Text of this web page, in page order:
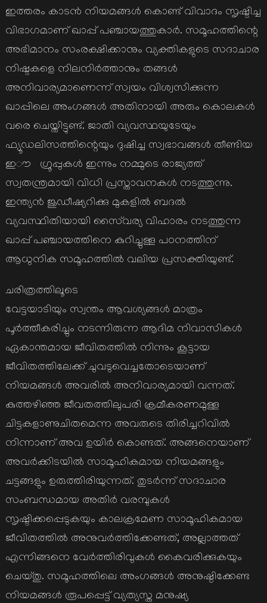
ഇത്തരം കാടൻ നിയമങ്ങൾ കൊണ്ട് വിവാദം സൃഷ്ടിച്ച
വിഭാഗമാണ് ഖാപ്പ് പഞ്ചായത്തുകാർ. സമൂഹത്തിന്റെ
അഭിമാനം സംരക്ഷിക്കാനും വ്യക്തികളുടെ സദാചാര
നിഷ്ടകളെ നിലനിർത്താനും തങ്ങൾ
അനിവാര്യമാണെന്ന് സ്വയം വിശ്വസിക്കുന്ന
ഖാപ്പിലെ അംഗങ്ങൾ അതിനായി അരും കൊലകൾ
വരെ ചെയ്തിട്ടുണ്ട്. ജാതി വ്യവസ്ഥയുടേയും
ഫ്യൂഡലിസത്തിന്റെയും ദുഷിച്ച സ്വഭാവങ്ങൾ തീണ്ടിയ
ഇൗ ഗ്രൂപ്പുകൾ ഇന്നും നമ്മുടെ രാജ്യത്ത്
സ്വതന്ത്രമായി വിധി പ്രസ്താവനകൾ നടത്തുന്നു.
ഇന്ത്യൻ ജുഡീഷ്യറിക്കു മുകളിൽ ബദൽ
വ്യവസ്ഥിതിയായി സൈ്വര്യ വിഹാരം നടത്തുന്ന
ഖാപ്പ് പഞ്ചായത്തിനെ കുറിച്ചുള്ള പഠനത്തിന്
ആധുനിക സമൂഹത്തിൽ വലിയ പ്രസക്തിയുണ്ട്.
ചരിത്രത്തിലൂടെ
വേട്ടയാടിയും സ്വന്തം ആവശ്യങ്ങൾ മാത്രം
പൂർത്തീകരിച്ചും നടന്നിരുന്ന ആദിമ നിവാസികൾ
ഏകാന്തമായ ജീവിതത്തിൽ നിന്നും കൂട്ടായ
ജീവിതത്തിലേക്ക് ചുവടുവെച്ചതോടെയാണ്
നിയമങ്ങൾ അവരിൽ അനിവാര്യമായി വന്നത്.
കുത്തഴിഞ്ഞ ജീവതത്തിലുപരി ക്രമീകരണമുള്ള
ചിട്ടകളാണുചിതമെന്ന അവരുടെ തിരിച്ചറിവിൽ
നിന്നാണ് അവ ഉയിർ കൊണ്ടത്. അങ്ങനെയാണ്
അവർക്കിടയിൽ സാമൂഹികമായ നിയമങ്ങളും
ചട്ടങ്ങളും ഉരുത്തിരിയുന്നത്. തുടർന്ന് സദാചാര
സംബന്ധമായ അതിർ വരമ്പുകൾ
സൃഷ്ടിക്കപ്പെടുകയും കാലക്രമേണ സാമൂഹികമായ
ജീവിതത്തിൽ അനുവർത്തിക്കേണ്ടത്, അല്ലാത്തത്
എന്നിങ്ങനെ വേർത്തിരിവുകൾ കൈവരിക്കുകയും
ചെയ്തു. സമൂഹത്തിലെ അംഗങ്ങൾ അനുഷ്ഠിക്കേണ്ട
നിയമങ്ങൾ രൂപപ്പെട്ട് വ്യത്യസ്ത മനുഷ്യ